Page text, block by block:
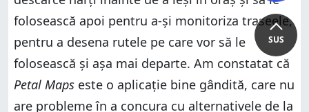
SUS
folosească apoi pentru a-și monitoriza traseele,
pentru a desena rutele pe care vor să le
folosească și așa mai departe. Am constatat că
Petal Maps este o aplicație bine gândită, care nu
are probleme în a concura cu alternativele de la